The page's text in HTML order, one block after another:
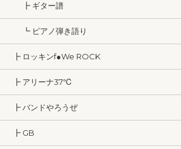
┣ ギター譜
┗ ピアノ弾き語り
┣ ロッキンf●We ROCK
┣ アリーナ37℃
┣ バンドやろうぜ
┣ GB